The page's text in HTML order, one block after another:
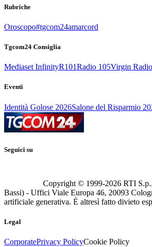
Rubriche
Oroscopo#tgcom24amarcord
Tgcom24 Consiglia
Mediaset InfinityR101Radio 105Virgin Radio
Eventi
Identità Golose 2026Salone del Risparmio
Seguici su
Copyright © 1999-2026 RTI
Bassi) - Uffici Viale Europa 46, 20093
artificiale generativa. È altresì fatto divieto
Legal
CorporatePrivacy PolicyCookie Policy